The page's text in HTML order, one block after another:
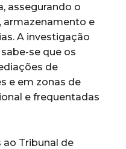
assegurando o
armazenamento e
A investigação
se que os
de
e em zonas de
e frequentadas
Tribunal de